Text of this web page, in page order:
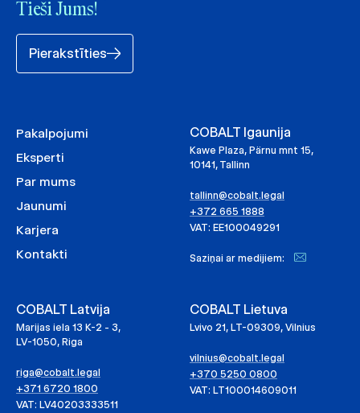
Tieši Jums!
Pierakstīties
Pakalpojumi
Eksperti
Par mums
Jaunumi
Karjera
Kontakti
COBALT Igaunija
Kawe Plaza, Pärnu mnt 15,
10141, Tallinn
tallinn@cobalt.legal
+372 665 1888
VAT: EE100049291
Saziņai ar medijiem:
COBALT Latvija
Marijas iela 13 K-2 - 3,
LV-1050, Riga
riga@cobalt.legal
+371 6720 1800
VAT: LV40203333511
COBALT Lietuva
Lvivo 21, LT-09309, Vilnius
vilnius@cobalt.legal
+370 5250 0800
VAT: LT100014609011